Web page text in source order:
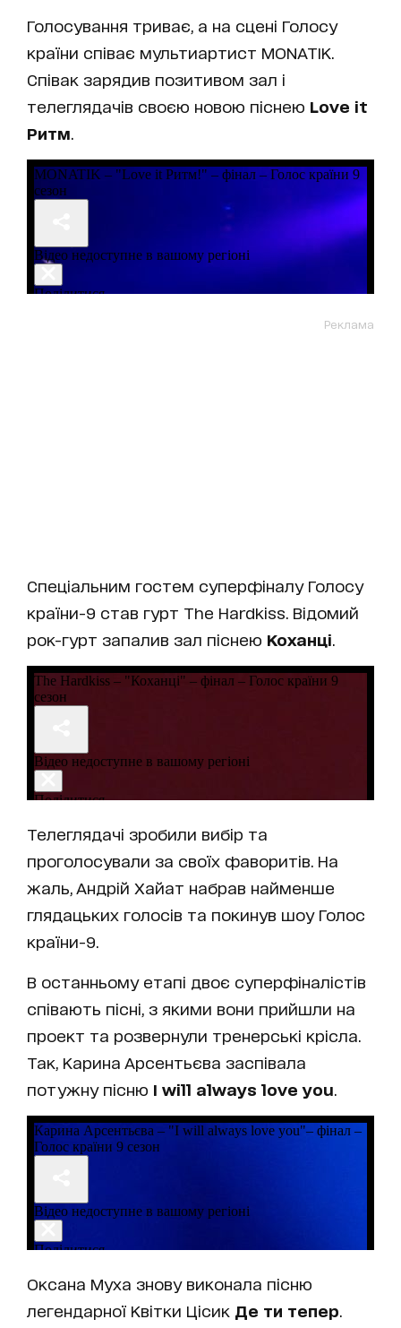
Голосування триває, а на сцені Голосу
країни співає мультиартист MONATIK.
Співак зарядив позитивом зал і
телеглядачів своєю новою піснею Love it
Ритм
Реклама
Спеціальним гостем суперфіналу Голосу
країни-9 став гурт The Hardkiss. Відомий
рок-гурт запалив зал піснею Коханці
Телеглядачі зробили вибір та
проголосували за своїх фаворитів. На
жаль, Андрій Хайат набрав найменше
глядацьких голосів та покинув шоу Голос
країни-9.
В останньому етапі двоє суперфіналістів
співають пісні, з якими вони прийшли на
проект та розвернули тренерські крісла.
Так, Карина Арсентьєва заспівала
потужну пісню I will always love you
Оксана Муха знову виконала пісню
легендарної Квітки Цісик Де ти тепер